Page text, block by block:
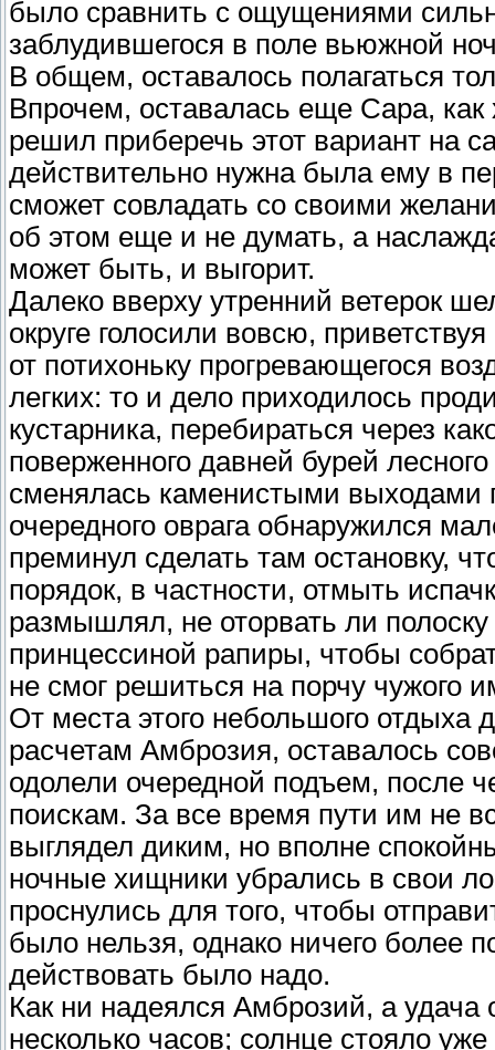
было сравнить с ощущениями
заблудившегося в поле вьюжной
В общем, оставалось полагаться
Впрочем, оставалась еще Сара,
решил приберечь этот вариант на
действительно нужна была ему в
сможет совладать со своими
об этом еще и не думать, а
может быть, и выгорит.
Далеко вверху утренний ветерок
округе голосили вовсю,
от потихоньку прогревающегося
легких: то и дело приходилось
кустарника, перебираться через
поверженного давней бурей
сменялась каменистыми выходами
очередного оврага обнаружился
преминул сделать там остановку,
порядок, в частности, отмыть
размышлял, не оторвать ли
принцессиной рапиры, чтобы
не смог решиться на порчу чужого
От места этого небольшого отдыха
расчетам Амброзия, оставалось
одолели очередной подъем, после
поискам. За все время пути им не
выглядел диким, но вполне
ночные хищники убрались в свои
проснулись для того, чтобы
было нельзя, однако ничего более
действовать было надо.
Как ни надеялся Амброзий, а
несколько часов; солнце стояло